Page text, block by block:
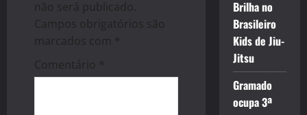
g
a
t
não será publicado.
Campos obrigatórios são
marcados com *
Comentário *
Brilha no
Brasileiro
Kids de Jiu-
Jitsu
Gramado
ocupa 3ª